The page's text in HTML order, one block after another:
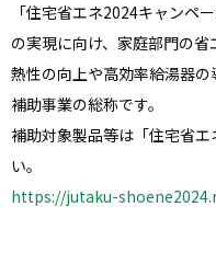
「住宅省エネ2024キャンペ
の実現に向け、家庭部門の
熱性の向上や高効率給湯器
補助事業の総称です。
補助対象製品等は「住宅省
い。
https://jutaku-